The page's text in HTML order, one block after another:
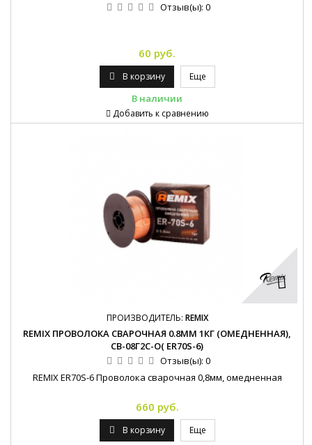
Отзыв(ы): 0
60 руб.
В корзину Еще
В наличии
Добавить к сравнению
ПРОИЗВОДИТЕЛЬ: REMIX
REMIX ПРОВОЛОКА СВАРОЧНАЯ 0.8ММ 1КГ (ОМЕДНЕННАЯ),
СВ-08Г2С-О( ER70S-6)
Отзыв(ы): 0
REMIX ER70S-6 Проволока сварочная 0,8мм, омедненная
660 руб.
В корзину Еще